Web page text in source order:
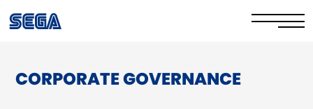
Politique de confidentialité
CORPORATE GOVERNANCE